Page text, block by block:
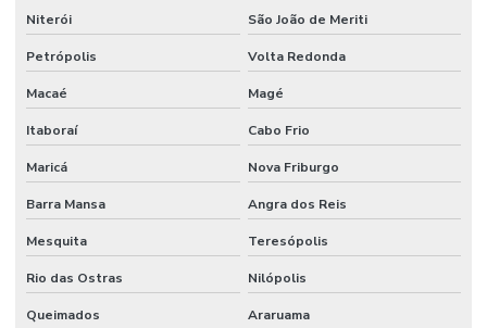
Niterói São João de Meriti
Petrópolis Volta Redonda
Macaé Magé
Itaboraí Cabo Frio
Maricá Nova Friburgo
Barra Mansa Angra dos Reis
Mesquita Teresópolis
Rio das Ostras Nilópolis
Queimados Araruama